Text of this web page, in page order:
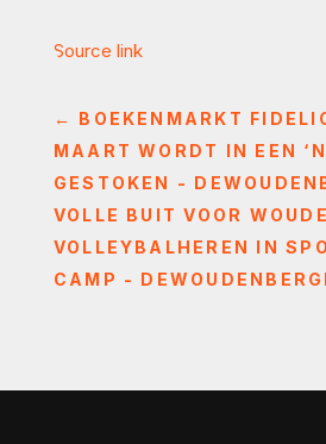
Source link
← BOEKENMARKT
MAART WORDT IN EEN
GESTOKEN -
VOLLE BUIT VOOR
VOLLEYBALHEREN IN
CAMP -